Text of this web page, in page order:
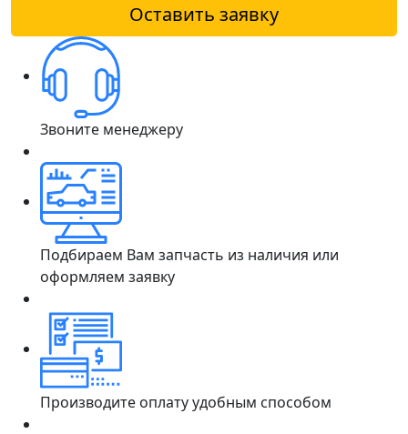
Оставить заявку
Звоните менеджеру
Подбираем Вам запчасть из наличия или
оформляем заявку
Производите оплату удобным способом